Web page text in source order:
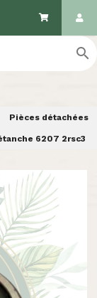

Pièces détachées
6207 2rsc3